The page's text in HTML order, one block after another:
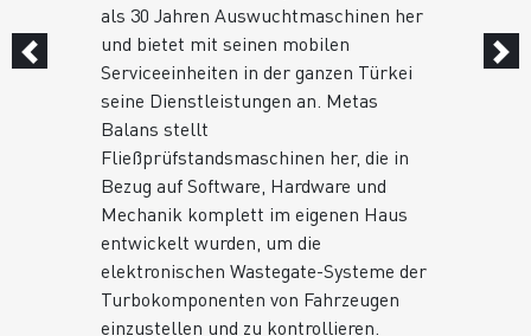
als 30 Jahren Auswuchtmaschinen her
und bietet mit seinen mobilen
Serviceeinheiten in der ganzen Türkei
seine Dienstleistungen an. Metas
Balans stellt
Fließprüfstandsmaschinen her, die in
Bezug auf Software, Hardware und
Mechanik komplett im eigenen Haus
entwickelt wurden, um die
elektronischen Wastegate-Systeme der
Turbokomponenten von Fahrzeugen
einzustellen und zu kontrollieren.